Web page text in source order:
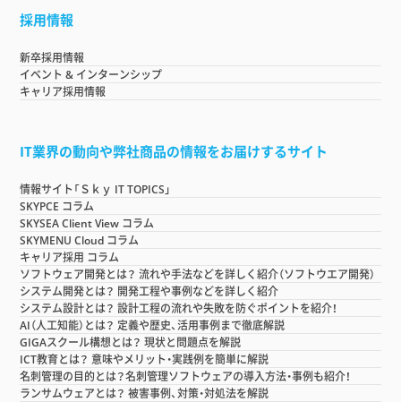
採用情報
新卒採用情報
イベント & インターンシップ
キャリア採用情報
IT業界の動向や弊社商品の情報をお届けするサイト
情報サイト「Ｓｋｙ IT TOPICS」
SKYPCE コラム
SKYSEA Client View コラム
SKYMENU Cloud コラム
キャリア採用 コラム
ソフトウェア開発とは？ 流れや手法などを詳しく紹介（ソフトウエア開発）
システム開発とは？ 開発工程や事例などを詳しく紹介
システム設計とは？ 設計工程の流れや失敗を防ぐポイントを紹介！
AI（人工知能）とは？ 定義や歴史、活用事例まで徹底解説
GIGAスクール構想とは？ 現状と問題点を解説
ICT教育とは？ 意味やメリット・実践例を簡単に解説
名刺管理の目的とは？名刺管理ソフトウェアの導入方法・事例も紹介！
ランサムウェアとは？ 被害事例、対策・対処法を解説